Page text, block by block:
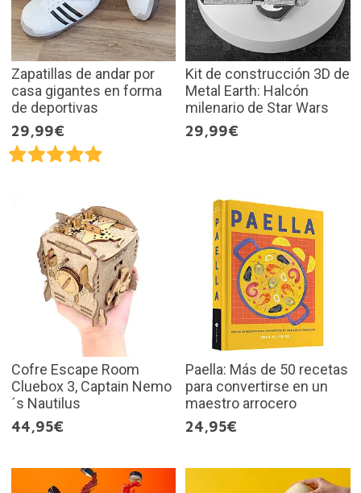
Zapatillas de andar por
casa gigantes en forma
de deportivas
29,99€
Kit de construcción 3D de
Metal Earth: Halcón
milenario de Star Wars
29,99€
Cofre Escape Room
Cluebox 3, Captain Nemo
´s Nautilus
44,95€
Paella: Más de 50 recetas
para convertirse en un
maestro arrocero
24,95€